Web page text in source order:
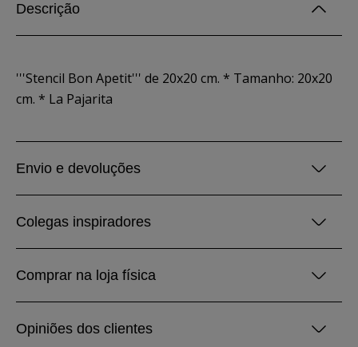
Descrição
'''Stencil Bon Apetit''' de 20x20 cm. * Tamanho: 20x20
cm. * La Pajarita
Envio e devoluções
Colegas inspiradores
Comprar na loja física
Opiniões dos clientes